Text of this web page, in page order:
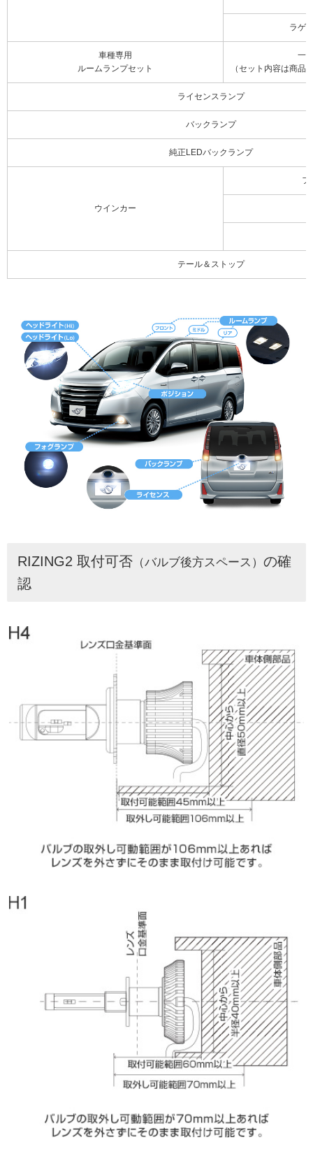
ラゲ
車種専用
ルームランプセット
一
（セット内容は商品
ライセンスランプ
バックランプ
純正LEDバックランプ
ウインカー
フ
テール＆ストップ
RIZING2 取付可否 （バルブ後方スペース） の確
認